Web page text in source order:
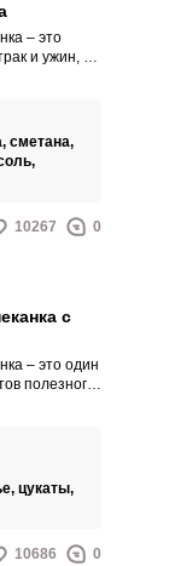
– это
и ужин, а
ее совсем
добавляя
сметана,
10267 0
с
– это один
полезного
и
цукаты,
10686 0